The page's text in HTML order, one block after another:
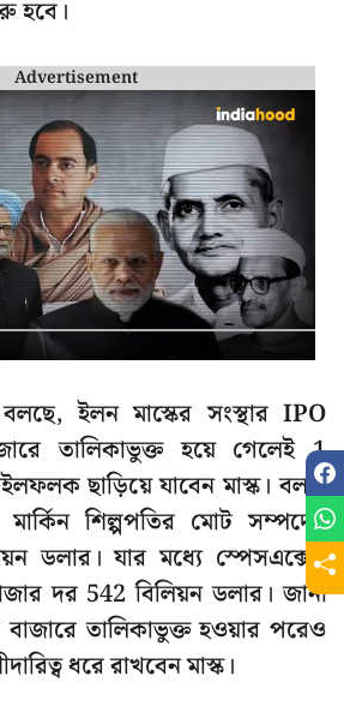
হবে।
Advertisement
বলছে, ইলন মাস্কের সংস্থার IPO
তালিকাভুক্ত হয়ে গেলেই 1
ছাড়িয়ে যাবেন মাস্ক। বলাই
শিল্পপতির মোট সম্পদের
ডলার। যার মধ্যে স্পেসএক্সের
দর 542 বিলিয়ন ডলার। জানা
বাজারে তালিকাভুক্ত হওয়ার পরেও
ধরে রাখবেন মাস্ক।